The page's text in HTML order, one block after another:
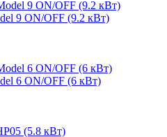
9 ON/OFF (9.2 кВт)
6 ON/OFF (6 кВт)